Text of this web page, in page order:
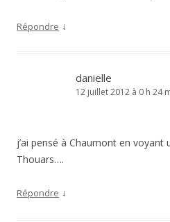
Répondre ↓
danielle
12 juillet 2012 à 0 h 24
j’ai pensé à Chaumont en
Thouars….
Répondre ↓